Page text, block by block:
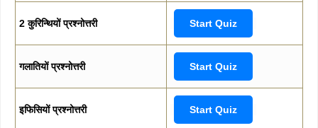
2 कुरिन्थियों प्रश्नोत्तरी Start Quiz
गलातियों प्रश्नोत्तरी Start Quiz
इफिसियों प्रश्नोत्तरी Start Quiz